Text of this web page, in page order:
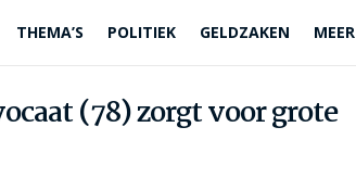
THEMA’S POLITIEK GELDZAKEN MEER
(78) zorgt voor grote